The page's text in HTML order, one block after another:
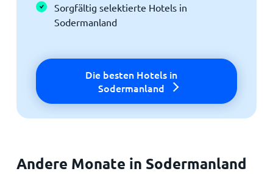
Sorgfältig selektierte Hotels in
Sodermanland
Die besten Hotels in
Sodermanland
Andere Monate in Sodermanland